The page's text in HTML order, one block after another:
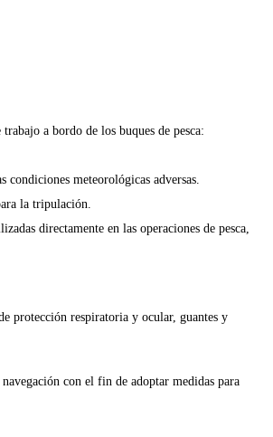
a bordo de los buques de pesca:
meteorológicas adversas.
la tripulación.
directamente en las operaciones de pesca,
protección respiratoria y ocular, guantes y
con el fin de adoptar medidas para